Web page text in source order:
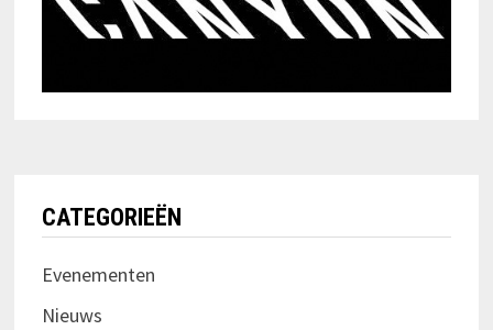
CATEGORIEËN
Evenementen
Nieuws